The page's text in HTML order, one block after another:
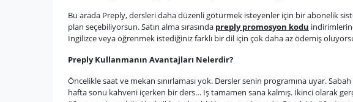
Bu arada Preply, dersleri daha düzenli götürmek isteyenler için bir abonelik
plan seçebiliyorsun. Satın alma sırasında preply promosyon kodu
İngilizce veya öğrenmek istediğiniz farklı bir dil için çok daha az ödemiş
Preply Kullanmanın Avantajları Nelerdir?
Öncelikle saat ve mekan sınırlaması yok. Dersler senin programına uyar.
hafta sonu kahveni içerken bir ders… İş tamamen sana kalmış. İkinci olarak